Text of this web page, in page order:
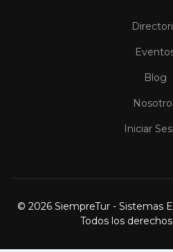
Blog
Iniciar
© 2026 SiempreTur - Sistemas
Todos los